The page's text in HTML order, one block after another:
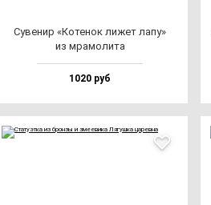
Суве­нир «Коте­нок ли­жет ла­пу»
из мра­мо­ли­та
1020 руб